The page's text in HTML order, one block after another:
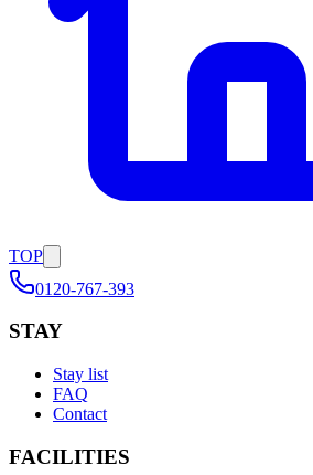
TOP
0120-767-393
STAY
Stay list
FAQ
Contact
FACILITIES